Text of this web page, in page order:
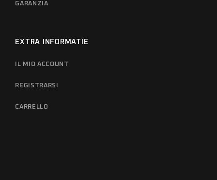
GARANZIA
EXTRA INFORMATIE
IL MIO ACCOUNT
REGISTRARSI
CARRELLO